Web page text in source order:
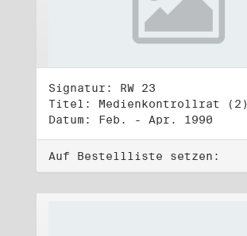
Signatur: RW 23
Titel: Medienkontrollrat (2)
Datum: Feb. - Apr. 1990
Auf Bestellliste setzen: